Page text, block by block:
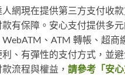
人網現在提供第三方支付收
款有保障。安心支付提供多
、ATM 轉帳、超商
、有彈性的支付方式，並
款流程與權益， 請參考「安